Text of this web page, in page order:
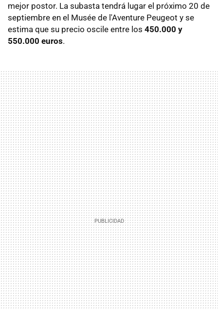
mejor postor. La subasta tendrá lugar el próximo 20 de
septiembre en el Musée de l'Aventure Peugeot y se
estima que su precio oscile entre los 450.000 y
550.000 euros.